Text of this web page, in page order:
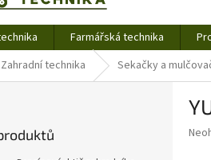
Farmářská technika
Zahradní technika Sekačky a